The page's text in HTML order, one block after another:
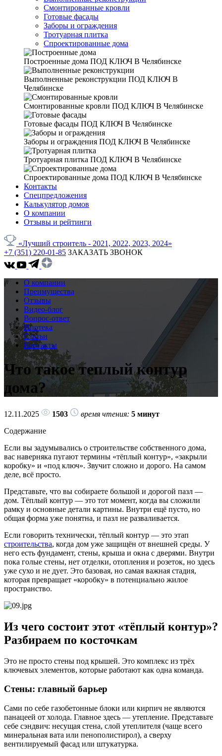
Смонтированные кровли
Готовые фасады
Заборы и ограждения
Тротуарная плитка
Спроектированные дома
Построенные дома ПОД КЛЮЧ В Челябинске
Выполненные реконструкции ПОД КЛЮЧ В
Челябинске
Смонтированные кровли ПОД КЛЮЧ В Челябинске
Готовые фасады ПОД КЛЮЧ В Челябинске
Заборы и ограждения ПОД КЛЮЧ В Челябинске
Тротуарная плитка ПОД КЛЮЧ В Челябинске
Спроектированные дома ПОД КЛЮЧ В Челябинске
Контакты
Спецпредложения
Калькулятор домов
О компании
Отзывы и рейтинги
«Лучший строитель - 2021, 2022, 2023, 2024»
+7 (351) 220-01-85 ЗАКАЗАТЬ ЗВОНОК
О компании
Преимущества
Отзывы
Видео-блог
Вопрос-ответ
Ипотека
Статьи
Контакты
Что такое теплый контур
дома?
12.11.2025 1503 время чтения: 5 минут
Содержание
Если вы задумывались о строительстве собственного дома,
вас наверняка пугают термины «тёплый контур», «закрыли
коробку» и «под ключ». Звучит сложно и дорого. На самом
деле, всё просто.
Представьте, что вы собираете большой и дорогой пазл —
дом. Тёплый контур — это тот момент, когда вы сложили
рамку и основные детали картины. Внутри ещё пусто, но
общая форма уже понятна, и пазл не разваливается.
Если говорить технически, тёплый контур — это этап
строительства, когда дом уже защищён от внешней среды. У
него есть фундамент, стены, крыша и окна с дверями. Внутри
пока голые стены, нет отделки, отопления и розеток, но здесь
уже сухо и не дует. Это базовая, но самая важная стадия,
которая превращает «коробку» в потенциально жилое
пространство.
Из чего состоит этот «тёплый контур»?
Разбираем по косточкам
Это не просто стены под крышей. Это комплекс из трёх
ключевых элементов, которые работают как одна команда.
Стены: главный барьер
Сами по себе газобетонные блоки или кирпич не являются
панацеей от холода. Главное здесь — утепление. Представьте
себе сэндвич: несущая стена, слой утеплителя (чаще всего
минеральная вата или пенополистирол), а сверху
вентилируемый фасад или штукатурка.